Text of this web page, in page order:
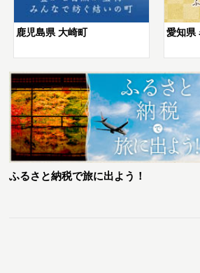
鹿児島県 大崎町 愛知県
ふるさと納税で旅に出よう！